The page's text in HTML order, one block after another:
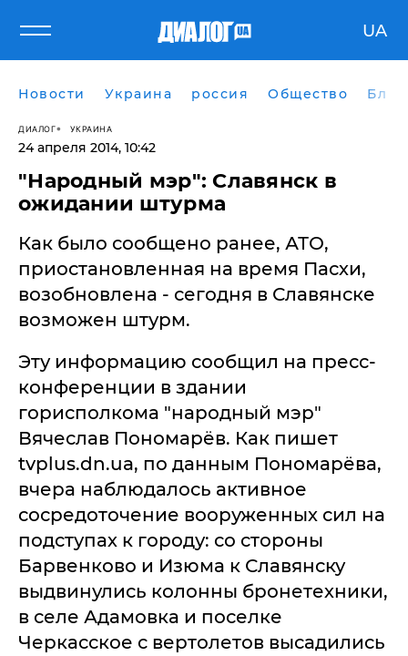
UA
Новости Украина россия Общество
ДИАЛОГ УКРАИНА
24 апреля 2014, 10:42
"Народный мэр": Славянск в
ожидании штурма
Как было сообщено ранее, АТО,
приостановленная на время Пасхи,
возобновлена - сегодня в Славянске
возможен штурм.
Эту информацию сообщил на пресс-
конференции в здании
горисполкома "народный мэр"
Вячеслав Пономарёв. Как пишет
tvplus.dn.ua, по данным Пономарёва,
вчера наблюдалось активное
сосредоточение вооруженных сил на
подступах к городу: со стороны
Барвенково и Изюма к Славянску
выдвинулись колонны бронетехники,
в селе Адамовка и поселке
Черкасское с вертолетов высадились